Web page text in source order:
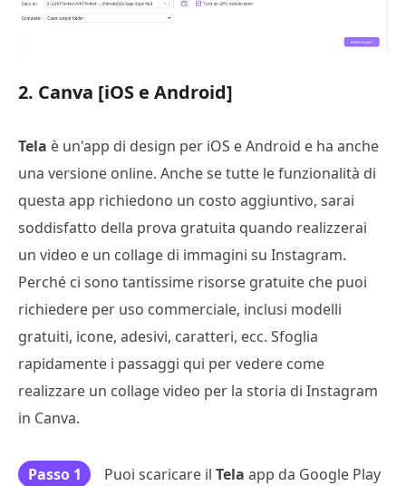
2. Canva [iOS e Android]
Tela è un'app di design per iOS e Android e ha anche
una versione online. Anche se tutte le funzionalità di
questa app richiedono un costo aggiuntivo, sarai
soddisfatto della prova gratuita quando realizzerai
un video e un collage di immagini su Instagram.
Perché ci sono tantissime risorse gratuite che puoi
richiedere per uso commerciale, inclusi modelli
gratuiti, icone, adesivi, caratteri, ecc. Sfoglia
rapidamente i passaggi qui per vedere come
realizzare un collage video per la storia di Instagram
in Canva.
Passo 1 Puoi scaricare il Tela app da Google Play